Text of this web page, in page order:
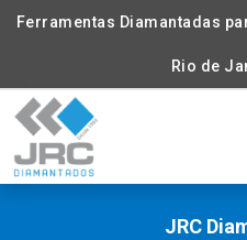
Ferramentas Diamantadas
Rio de
JRC